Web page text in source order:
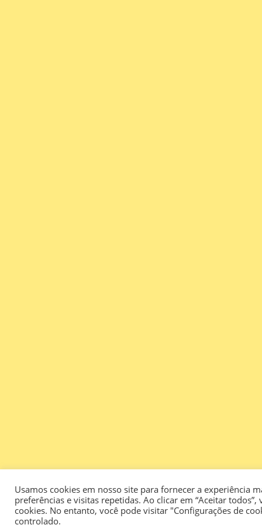
Usamos cookies em nosso site para fornecer a experiência
preferências e visitas repetidas. Ao clicar em “Aceitar
cookies. No entanto, você pode visitar "Configurações de
controlado.